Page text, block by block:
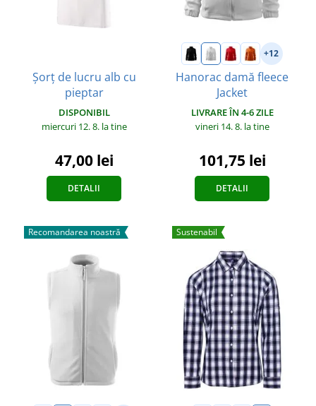
Șorț de lucru alb cu
pieptar
DISPONIBIL
miercuri 12. 8. la tine
47,00 lei
DETALII
+12
Hanorac damă fleece
Jacket
LIVRARE ÎN 4-6 ZILE
vineri 14. 8. la tine
101,75 lei
DETALII
Recomandarea noastră Sustenabil